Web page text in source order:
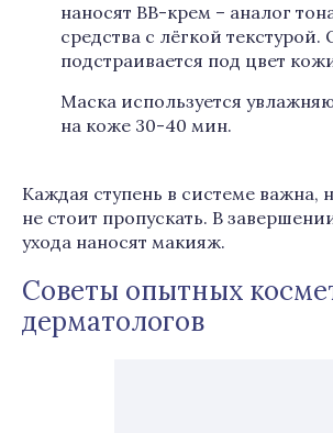
наносят ВВ-крем – аналог
средства с лёгкой
подстраивается под цвет
Маска используется
на коже 30-40 мин.
Каждая ступень в системе важна,
не стоит пропускать. В
ухода наносят макияж.
Советы опытных
дерматологов